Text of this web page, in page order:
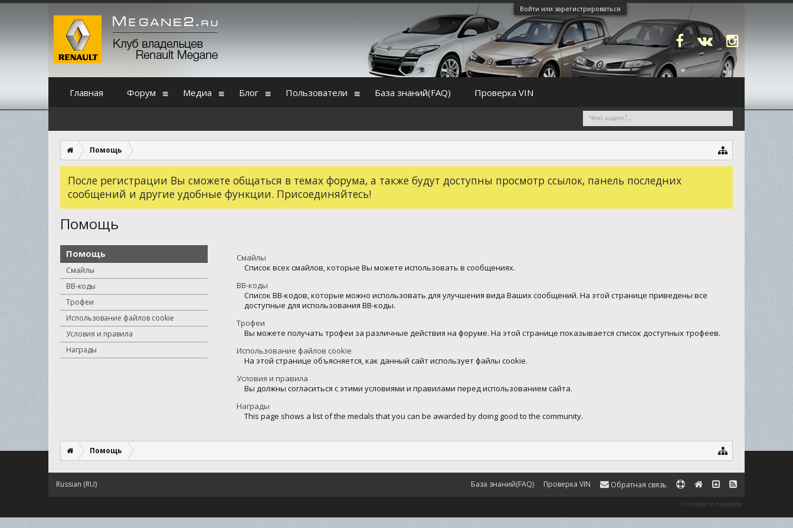
Войти или зарегистрироваться
Помощь
После регистрации Вы сможете общаться в темах форума, а также будут доступны просмотр ссылок, панель последних
сообщений и другие удобные функции. Присоединяйтесь!
Помощь
Помощь
Смайлы
BB-коды
Трофеи
Использование файлов cookie
Условия и правила
Награды
Смайлы
Список всех смайлов, которые Вы можете использовать в сообщениях.
BB-коды
Список BB-кодов, которые можно использовать для улучшения вида Ваших сообщений. На этой странице приведены все
доступные для использования BB-коды.
Трофеи
Вы можете получать трофеи за различные действия на форуме. На этой странице показывается список доступных трофеев.
Использование файлов cookie
На этой странице объясняется, как данный сайт использует файлы cookie.
Условия и правила
Вы должны согласиться с этими условиями и правилами перед использованием сайта.
Награды
This page shows a list of the medals that you can be awarded by doing good to the community.
Помощь
Главная Форум Медиа Блог Пользователи База знаний(FAQ) Проверка VIN
Russian (RU) База знаний(FAQ) Проверка VIN Обратная связь
Условия и правила